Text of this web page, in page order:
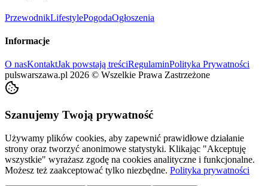
PrzewodnikLifestylePogodaOgłoszenia
Informacje
O nasKontaktJak powstają treściRegulaminPolityka Prywatności
pulswarszawa.pl 2026 © Wszelkie Prawa Zastrzeżone
Szanujemy Twoją prywatność
Używamy plików cookies, aby zapewnić prawidłowe działanie
strony oraz tworzyć anonimowe statystyki. Klikając "Akceptuję
wszystkie" wyrażasz zgodę na cookies analityczne i funkcjonalne.
Możesz też zaakceptować tylko niezbędne. Polityka prywatności